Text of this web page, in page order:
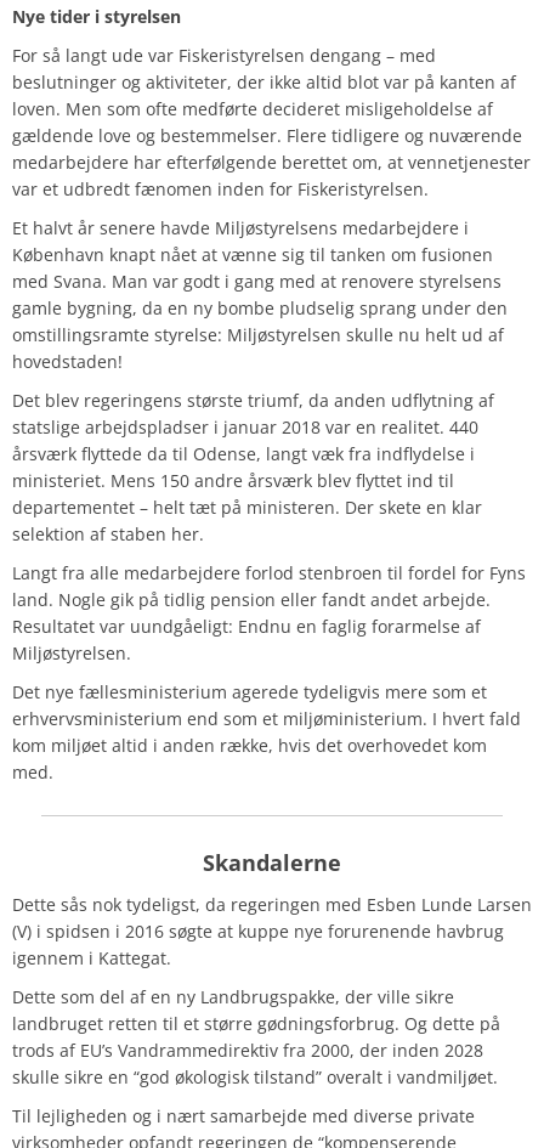
Nye tider i styrelsen
For så langt ude var Fiskeristyrelsen dengang – med
beslutninger og aktiviteter, der ikke altid blot var på kanten af
loven. Men som ofte medførte decideret misligeholdelse af
gældende love og bestemmelser. Flere tidligere og nuværende
medarbejdere har efterfølgende berettet om, at vennetjenester
var et udbredt fænomen inden for Fiskeristyrelsen.
Et halvt år senere havde Miljøstyrelsens medarbejdere i
København knapt nået at vænne sig til tanken om fusionen
med Svana. Man var godt i gang med at renovere styrelsens
gamle bygning, da en ny bombe pludselig sprang under den
omstillingsramte styrelse: Miljøstyrelsen skulle nu helt ud af
hovedstaden!
Det blev regeringens største triumf, da anden udflytning af
statslige arbejdspladser i januar 2018 var en realitet. 440
årsværk flyttede da til Odense, langt væk fra indflydelse i
ministeriet. Mens 150 andre årsværk blev flyttet ind til
departementet – helt tæt på ministeren. Der skete en klar
selektion af staben her.
Langt fra alle medarbejdere forlod stenbroen til fordel for Fyns
land. Nogle gik på tidlig pension eller fandt andet arbejde.
Resultatet var uundgåeligt: Endnu en faglig forarmelse af
Miljøstyrelsen.
Det nye fællesministerium agerede tydeligvis mere som et
erhvervsministerium end som et miljøministerium. I hvert fald
kom miljøet altid i anden række, hvis det overhovedet kom
med.
Skandalerne
Dette sås nok tydeligst, da regeringen med Esben Lunde Larsen
(V) i spidsen i 2016 søgte at kuppe nye forurenende havbrug
igennem i Kattegat.
Dette som del af en ny Landbrugspakke, der ville sikre
landbruget retten til et større gødningsforbrug. Og dette på
trods af EU’s Vandrammedirektiv fra 2000, der inden 2028
skulle sikre en “god økologisk tilstand” overalt i vandmiljøet.
Til lejligheden og i nært samarbejde med diverse private
virksomheder opfandt regeringen de “kompenserende